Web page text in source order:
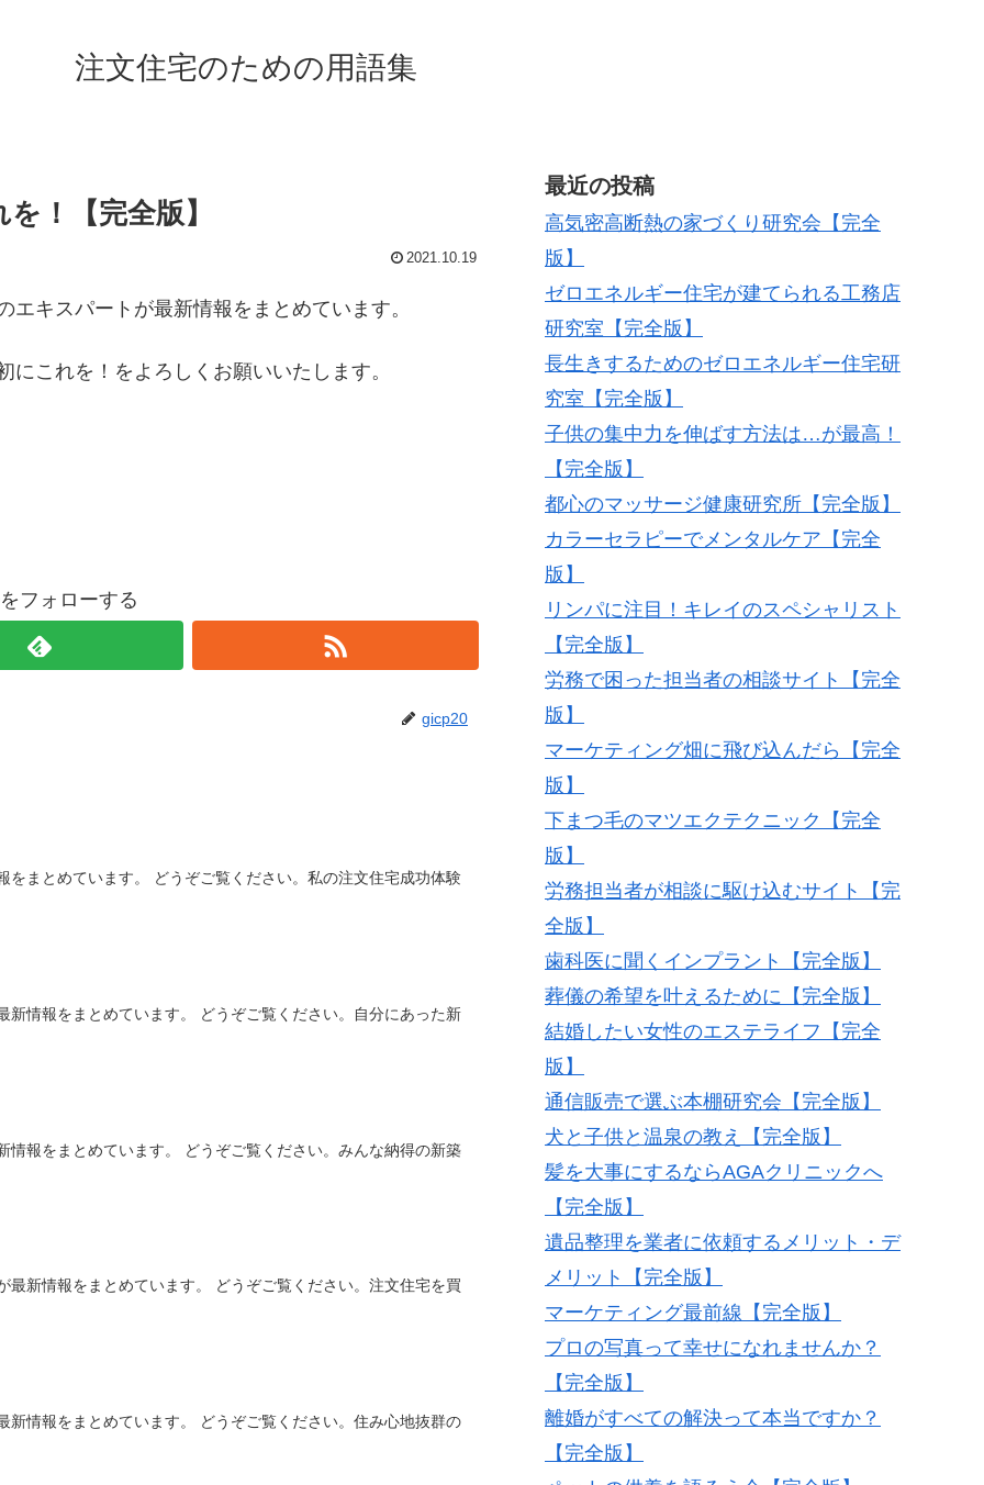
注文住宅のための用語集
！【完全版】
2021.10.19
エキスパートが最新情報をまとめています。
これを！をよろしくお願いいたします。
フォローする
gicp20
まとめています。 どうぞご覧ください。私の注文住宅成功体験
情報をまとめています。 どうぞご覧ください。自分にあった新
報をまとめています。 どうぞご覧ください。みんな納得の新築
新情報をまとめています。 どうぞご覧ください。注文住宅を買
情報をまとめています。 どうぞご覧ください。住み心地抜群の
最近の投稿
高気密高断熱の家づくり研究会【完全
版】
ゼロエネルギー住宅が建てられる工務店
研究室【完全版】
長生きするためのゼロエネルギー住宅研
究室【完全版】
子供の集中力を伸ばす方法は…が最高！
【完全版】
都心のマッサージ健康研究所【完全版】
カラーセラピーでメンタルケア【完全
版】
リンパに注目！キレイのスペシャリスト
【完全版】
労務で困った担当者の相談サイト【完全
版】
マーケティング畑に飛び込んだら【完全
版】
下まつ毛のマツエクテクニック【完全
版】
労務担当者が相談に駆け込むサイト【完
全版】
歯科医に聞くインプラント【完全版】
葬儀の希望を叶えるために【完全版】
結婚したい女性のエステライフ【完全
版】
通信販売で選ぶ本棚研究会【完全版】
犬と子供と温泉の教え【完全版】
髪を大事にするならAGAクリニックへ
【完全版】
遺品整理を業者に依頼するメリット・デ
メリット【完全版】
マーケティング最前線【完全版】
プロの写真って幸せになれませんか？
【完全版】
離婚がすべての解決って本当ですか？
【完全版】